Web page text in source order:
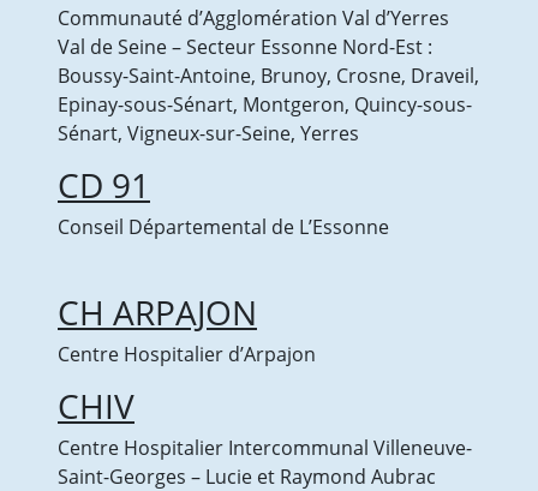
Communauté d’Agglomération Val d’Yerres
Val de Seine – Secteur Essonne Nord-Est :
Boussy-Saint-Antoine, Brunoy, Crosne, Draveil,
Epinay-sous-Sénart, Montgeron, Quincy-sous-
Sénart, Vigneux-sur-Seine, Yerres
CD 91
Conseil Départemental de L’Essonne
CH ARPAJON
Centre Hospitalier d’Arpajon
CHIV
Centre Hospitalier Intercommunal Villeneuve-
Saint-Georges – Lucie et Raymond Aubrac